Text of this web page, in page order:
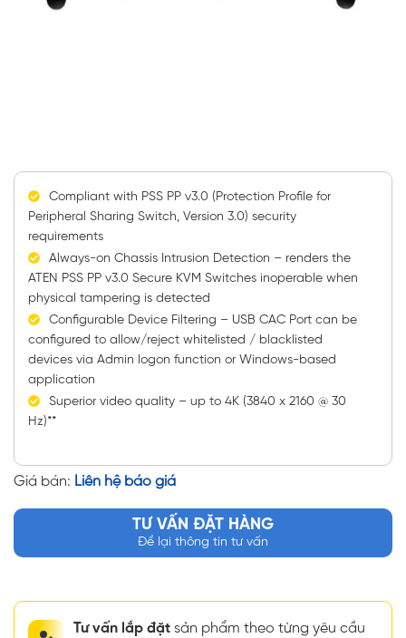
Compliant with PSS PP v3.0 (Protection Profile for
Peripheral Sharing Switch, Version 3.0) security
requirements
Always-on Chassis Intrusion Detection – renders the
ATEN PSS PP v3.0 Secure KVM Switches inoperable when
physical tampering is detected
Configurable Device Filtering – USB CAC Port can be
configured to allow/reject whitelisted / blacklisted
devices via Admin logon function or Windows-based
application
Superior video quality – up to 4K (3840 x 2160 @ 30
Hz)**
Giá bán: Liên hệ báo giá
TƯ VẤN ĐẶT HÀNG
Để lại thông tin tư vấn
Tư vấn lắp đặt sản phẩm theo từng yêu cầu